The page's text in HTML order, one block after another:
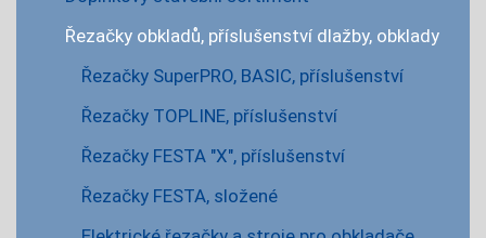
Řezačky obkladů, příslušenství dlažby, obklady
Řezačky SuperPRO, BASIC, příslušenství
Řezačky TOPLINE, příslušenství
Řezačky FESTA "X", příslušenství
Řezačky FESTA, složené